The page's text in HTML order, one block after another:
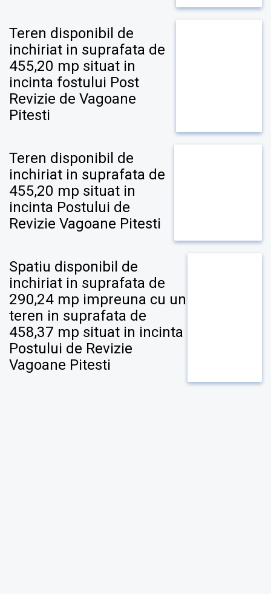
Teren disponibil de
inchiriat in suprafata de
455,20 mp situat in
incinta fostului Post
Revizie de Vagoane
Pitesti
Teren disponibil de
inchiriat in suprafata de
455,20 mp situat in
incinta Postului de
Revizie Vagoane Pitesti
Spatiu disponibil de
inchiriat in suprafata de
290,24 mp impreuna cu un
teren in suprafata de
458,37 mp situat in incinta
Postului de Revizie
Vagoane Pitesti